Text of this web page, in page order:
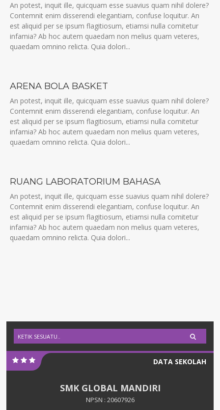
An potest, inquit ille, quicquam esse suavius quam nihil dolere?
Contemnit enim disserendi elegantiam, confuse loquitur. An
est aliquid per se ipsum flagitiosum, etiamsi nulla comitetur
infamia? Ab hoc autem quaedam non melius quam veteres,
quaedam omnino relicta. Quia dolori...
ARENA BOLA BASKET
An potest, inquit ille, quicquam esse suavius quam nihil dolere?
Contemnit enim disserendi elegantiam, confuse loquitur. An
est aliquid per se ipsum flagitiosum, etiamsi nulla comitetur
infamia? Ab hoc autem quaedam non melius quam veteres,
quaedam omnino relicta. Quia dolori...
RUANG LABORATORIUM BAHASA
An potest, inquit ille, quicquam esse suavius quam nihil dolere?
Contemnit enim disserendi elegantiam, confuse loquitur. An
est aliquid per se ipsum flagitiosum, etiamsi nulla comitetur
infamia? Ab hoc autem quaedam non melius quam veteres,
quaedam omnino relicta. Quia dolori...
DATA SEKOLAH
SMK GLOBAL MANDIRI
NPSN : 20607926